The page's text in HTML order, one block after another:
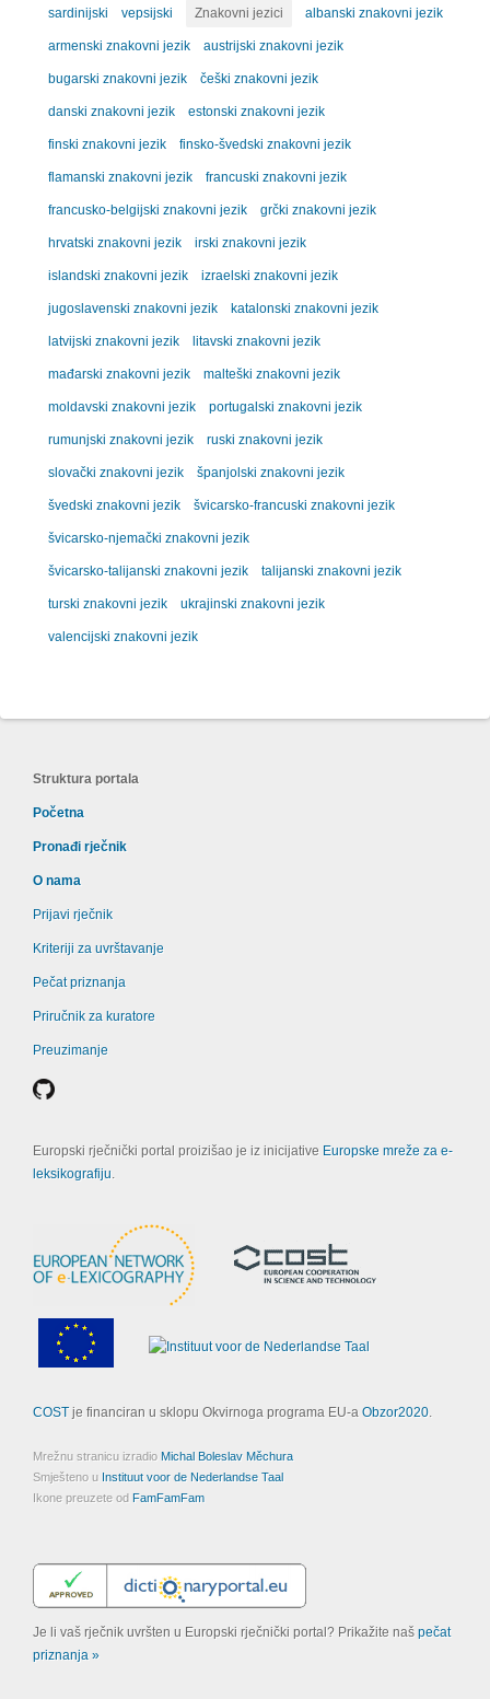
sardinijski vepsijski Znakovni jezici albanski znakovni jezik
armenski znakovni jezik austrijski znakovni jezik
bugarski znakovni jezik češki znakovni jezik
danski znakovni jezik estonski znakovni jezik
finski znakovni jezik finsko-švedski znakovni jezik
flamanski znakovni jezik francuski znakovni jezik
francusko-belgijski znakovni jezik grčki znakovni jezik
hrvatski znakovni jezik irski znakovni jezik
islandski znakovni jezik izraelski znakovni jezik
jugoslavenski znakovni jezik katalonski znakovni jezik
latvijski znakovni jezik litavski znakovni jezik
mađarski znakovni jezik malteški znakovni jezik
moldavski znakovni jezik portugalski znakovni jezik
rumunjski znakovni jezik ruski znakovni jezik
slovački znakovni jezik španjolski znakovni jezik
švedski znakovni jezik švicarsko-francuski znakovni jezik
švicarsko-njemački znakovni jezik
švicarsko-talijanski znakovni jezik talijanski znakovni jezik
turski znakovni jezik ukrajinski znakovni jezik
valencijski znakovni jezik
Struktura portala
Početna
Pronađi rječnik
O nama
Prijavi rječnik
Kriteriji za uvrštavanje
Pečat priznanja
Priručnik za kuratore
Preuzimanje
Europski rječnički portal proizišao je iz inicijative Europske mreže za e-
leksikografiju.
COSTje financiran u sklopu Okvirnoga programa EU-a Obzor2020.
Mrežnu stranicu izradio Michal Boleslav Měchura
Smješteno u Instituut voor de Nederlandse Taal
Ikone preuzete od FamFamFam
Je li vaš rječnik uvršten u Europski rječnički portal? Prikažite naš pečat
priznanja »